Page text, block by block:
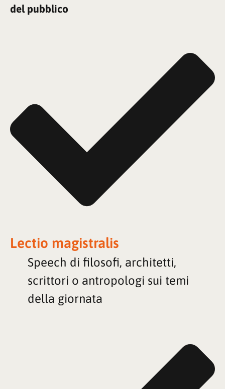
del pubblico
Lectio magistralis
Speech di filosofi, architetti,
scrittori o antropologi sui temi
della giornata